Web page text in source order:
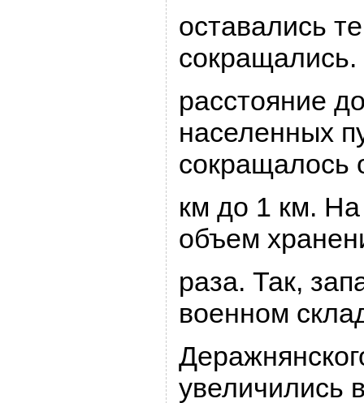
оставались
pасстояние
населенных
сокpащалось
км до 1 км.
объем
pаза. Так,
военном
увеличились